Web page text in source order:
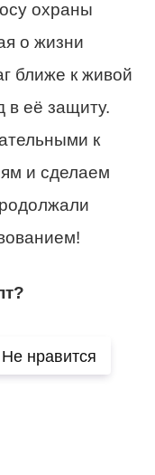
охраны
о жизни
ближе к живой
в её защиту.
к
и сделаем
Не нравится